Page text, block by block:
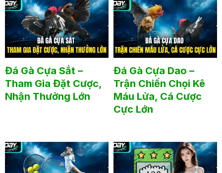
Đá Gà Cựa Sắt –
Tham Gia Đặt Cược,
Nhận Thưởng Lớn
Đá Gà Cựa Dao –
Trận Chiến Chọi Kê
Máu Lửa, Cá Cược
Cực Lớn